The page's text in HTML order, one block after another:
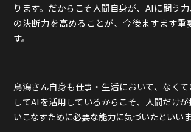
編集4.0
その他
Podcast番組
「小早川幸一郎の編集者で経営者
Podcast番組
ります。だからこそ人間自身が、AIに問う
の決断力を高めることが、今後ますます重
す。
鳥潟さん自身も仕事・生活において、なく
してAIを活用しているからこそ、人間だけ
いこなすために必要な能力に気づいたといいま